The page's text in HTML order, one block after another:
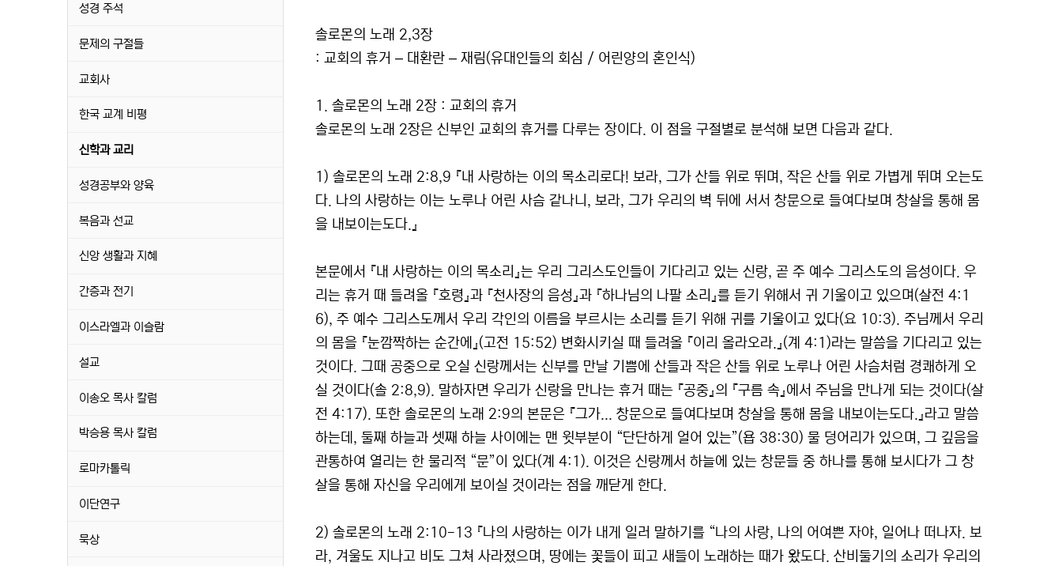
솔로몬의 노래 2,3장
: 교회의 휴거 – 대환란 – 재림(유대인들의 회심 / 어린양의 혼인식)
1. 솔로몬의 노래 2장 : 교회의 휴거
솔로몬의 노래 2장은 신부인 교회의 휴거를 다루는 장이다. 이 점을 구절별로 분석해 보면 다음과 같다.
1) 솔로몬의 노래 2:8,9 『내 사랑하는 이의 목소리로다! 보라, 그가 산들 위로 뛰며, 작은 산들 위로 가볍게 뛰며 오는도
다. 나의 사랑하는 이는 노루나 어린 사슴 같나니, 보라, 그가 우리의 벽 뒤에 서서 창문으로 들여다보며 창살을 통해 몸
을 내보이는도다.』
본문에서 『내 사랑하는 이의 목소리』는 우리 그리스도인들이 기다리고 있는 신랑, 곧 주 예수 그리스도의 음성이다. 우
리는 휴거 때 들려올 『호령』과 『천사장의 음성』과 『하나님의 나팔 소리』를 듣기 위해서 귀 기울이고 있으며(살전 4:1
6), 주 예수 그리스도께서 우리 각인의 이름을 부르시는 소리를 듣기 위해 귀를 기울이고 있다(요 10:3). 주님께서 우리
의 몸을 『눈깜짝하는 순간에』(고전 15:52) 변화시키실 때 들려올 『이리 올라오라.』(계 4:1)라는 말씀을 기다리고 있는
것이다. 그때 공중으로 오실 신랑께서는 신부를 만날 기쁨에 산들과 작은 산들 위로 노루나 어린 사슴처럼 경쾌하게 오
실 것이다(솔 2:8,9). 말하자면 우리가 신랑을 만나는 휴거 때는 『공중』의 『구름 속』에서 주님을 만나게 되는 것이다(살
전 4:17). 또한 솔로몬의 노래 2:9의 본문은 『그가... 창문으로 들여다보며 창살을 통해 몸을 내보이는도다.』라고 말씀
하는데, 둘째 하늘과 셋째 하늘 사이에는 맨 윗부분이 “단단하게 얼어 있는”(욥 38:30) 물 덩어리가 있으며, 그 깊음을
관통하여 열리는 한 물리적 “문”이 있다(계 4:1). 이것은 신랑께서 하늘에 있는 창문들 중 하나를 통해 보시다가 그 창
살을 통해 자신을 우리에게 보이실 것이라는 점을 깨닫게 한다.
2) 솔로몬의 노래 2:10-13 『나의 사랑하는 이가 내게 일러 말하기를 “나의 사랑, 나의 어여쁜 자야, 일어나 떠나자. 보
라, 겨울도 지나고 비도 그쳐 사라졌으며, 땅에는 꽃들이 피고 새들이 노래하는 때가 왔도다. 산비둘기의 소리가 우리의
성경 주석
문제의 구절들
교회사
한국 교계 비평
신학과 교리
성경공부와 양육
복음과 선교
신앙 생활과 지혜
간증과 전기
이스라엘과 이슬람
설교
이송오 목사 칼럼
박승용 목사 칼럼
로마카톨릭
이단연구
묵상